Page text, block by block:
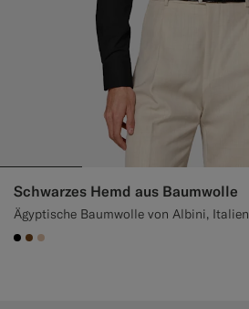
Schwarzes Hemd aus Baumwolle
Ägyptische Baumwolle von Albini, Italien
#000000
#76471B
#E4C4A9